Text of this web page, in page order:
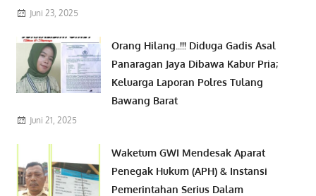
Juni 23, 2025
Orang Hilang..!!! Diduga Gadis Asal
Panaragan Jaya Dibawa Kabur Pria;
Keluarga Laporan Polres Tulang
Bawang Barat
Juni 21, 2025
Waketum GWI Mendesak Aparat
Penegak Hukum (APH) & Instansi
Pemerintahan Serius Dalam